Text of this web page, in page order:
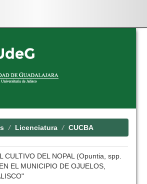
Licenciatura CUCBA
CULTIVO DEL NOPAL (Opuntia, spp.
EL MUNICIPIO DE OJUELOS,